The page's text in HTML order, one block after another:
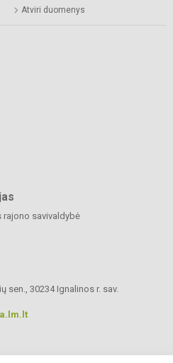
Atviri duomenys
rajono savivaldybė
sen., 30234 Ignalinos r. sav.